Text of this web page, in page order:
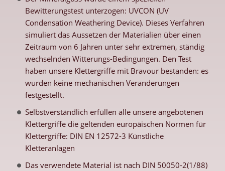
Bewitterungstest unterzogen: UVCON (UV
Condensation Weathering Device). Dieses Verfahren
simuliert das Aussetzen der Materialien über einen
Zeitraum von 6 Jahren unter sehr extremen, ständig
wechselnden Witterungs-Bedingungen. Den Test
haben unsere Klettergriffe mit Bravour bestanden: es
wurden keine mechanischen Veränderungen
festgestellt.
Selbstverständlich erfüllen alle unsere angebotenen
Klettergriffe die geltenden europäischen Normen für
Klettergriffe: DIN EN 12572-3 Künstliche
Kletteranlagen
Das verwendete Material ist nach DIN 50050-2(1/88)